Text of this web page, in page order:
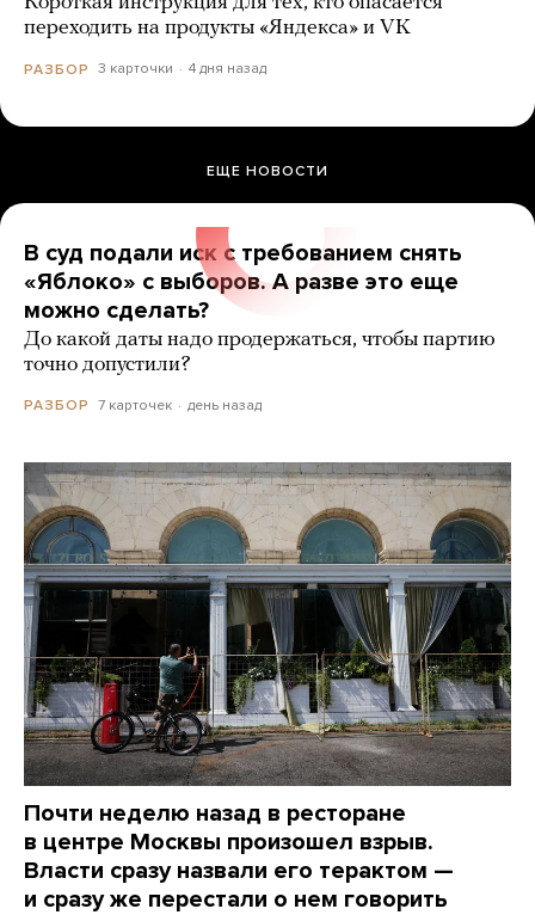
переходить на продукты «Яндекса» и VK
РАЗБОР 3 карточки 4 дня назад
ЕЩЕ НОВОСТИ
В суд подали иск с требованием снять
«Яблоко» с выборов. А разве это еще
можно сделать?
До какой даты надо продержаться, чтобы партию
точно допустили?
РАЗБОР 7 карточек день назад
Почти неделю назад в ресторане
в центре Москвы произошел взрыв.
Власти сразу назвали его терактом —
и сразу же перестали о нем говорить